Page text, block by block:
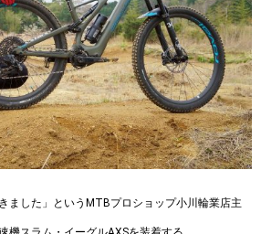
ました」というMTBプロショップ小川輪業店主